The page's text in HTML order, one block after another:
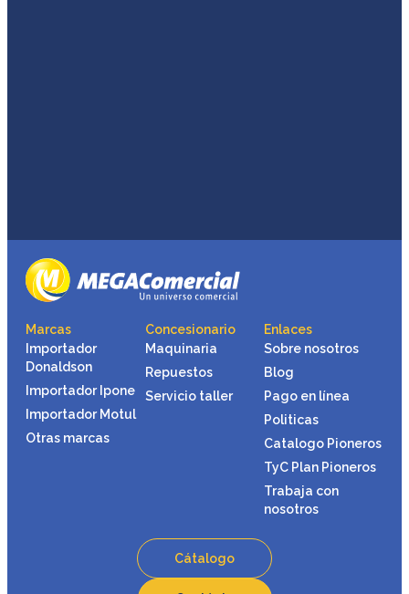
Marcas
Importador
Donaldson
Importador Ipone
Importador Motul
Otras marcas
Concesionario
Maquinaria
Repuestos
Servicio taller
Enlaces
Sobre nosotros
Blog
Pago en línea
Politicas
Catalogo Pioneros
TyC Plan Pioneros
Trabaja con
nosotros
Cátalogo